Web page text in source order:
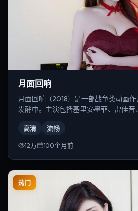
月面回响
月面回响（2018）是一部战争类动画
发酵中。主演包括基里安·墨菲、雷佳
高清 流畅
12万 100个月前
热门